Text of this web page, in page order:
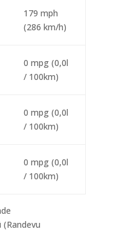
179 mph
(286 km/h)
0 mpg (0,0l
/ 100km)
0 mpg (0,0l
/ 100km)
0 mpg (0,0l
/ 100km)
(Randevu